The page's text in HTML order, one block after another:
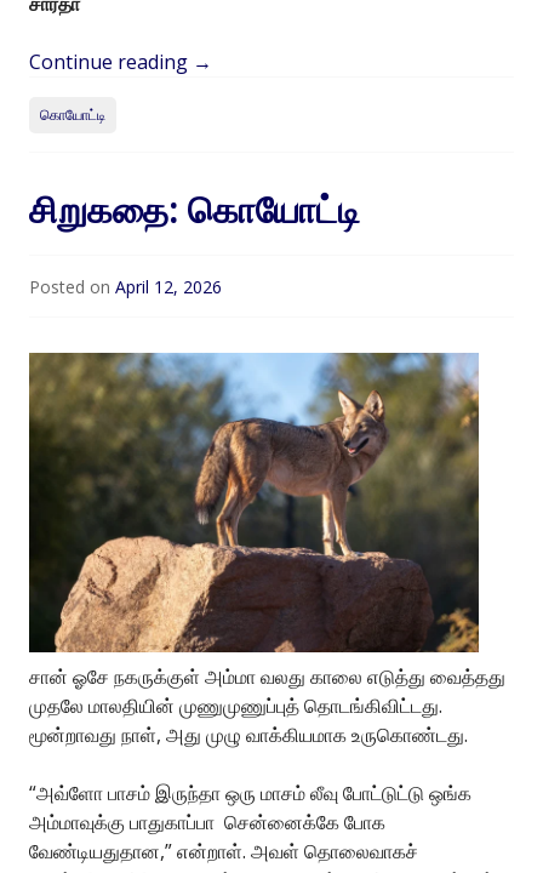
Continue reading →
கொயோட்டி
சிறுகதை: கொயோட்டி
Posted on April 12, 2026
சான் ஓசே நகருக்குள் அம்மா வலது காலை எடுத்து வைத்தது
முதலே மாலதியின் முணுமுணுப்புத் தொடங்கிவிட்டது.
மூன்றாவது நாள், அது முழு வாக்கியமாக உருகொண்டது.
“அவ்ளோ பாசம் இருந்தா ஒரு மாசம் லீவு போட்டுட்டு ஒங்க
அம்மாவுக்கு பாதுகாப்பா சென்னைக்கே போக
வேண்டியதுதான,” என்றாள். அவள் தொலைவாகச்